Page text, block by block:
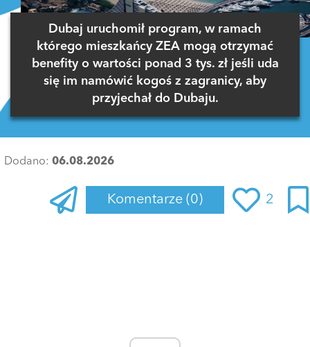
Dubaj uruchomił program, w ramach
którego mieszkańcy ZEA mogą otrzymać
benefity o wartości ponad 3 tys. zł jeśli uda
się im namówić kogoś z zagranicy, aby
przyjechał do Dubaju.
Dodano: 06.08.2026
Komentarze (0) 2